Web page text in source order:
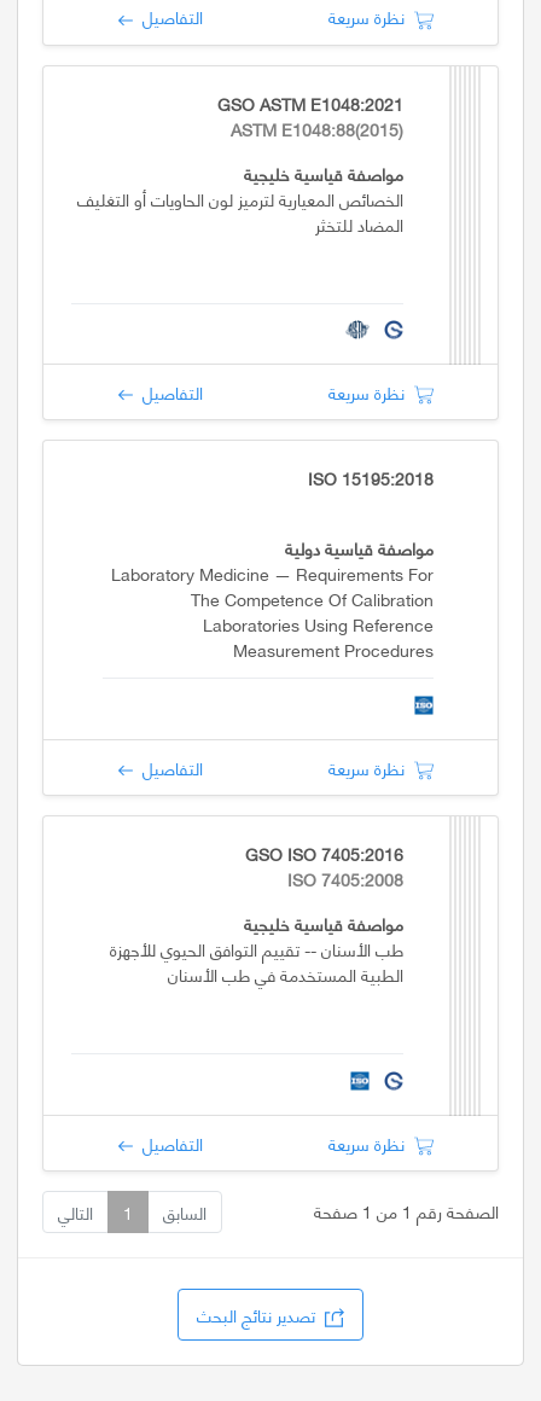
نظرة سريعة التفاصيل
GSO ASTM E1048:2021
ASTM E1048:88(2015)
مواصفة قياسية خليجية
الخصائص المعيارية لترميز لون الحاويات أو التغليف
المضاد للتخثر
نظرة سريعة التفاصيل
ISO 15195:2018
مواصفة قياسية دولية
Laboratory Medicine — Requirements For
The Competence Of Calibration
Laboratories Using Reference
Measurement Procedures
نظرة سريعة التفاصيل
GSO ISO 7405:2016
ISO 7405:2008
مواصفة قياسية خليجية
طب الأسنان -- تقييم التوافق الحيوي للأجهزة
الطبية المستخدمة في طب الأسنان
نظرة سريعة التفاصيل
الصفحة رقم 1 من 1 صفحة السابق 1 التالي
تصدير نتائج البحث